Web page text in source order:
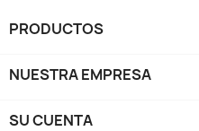
PRODUCTOS
NUESTRA EMPRESA
SU CUENTA